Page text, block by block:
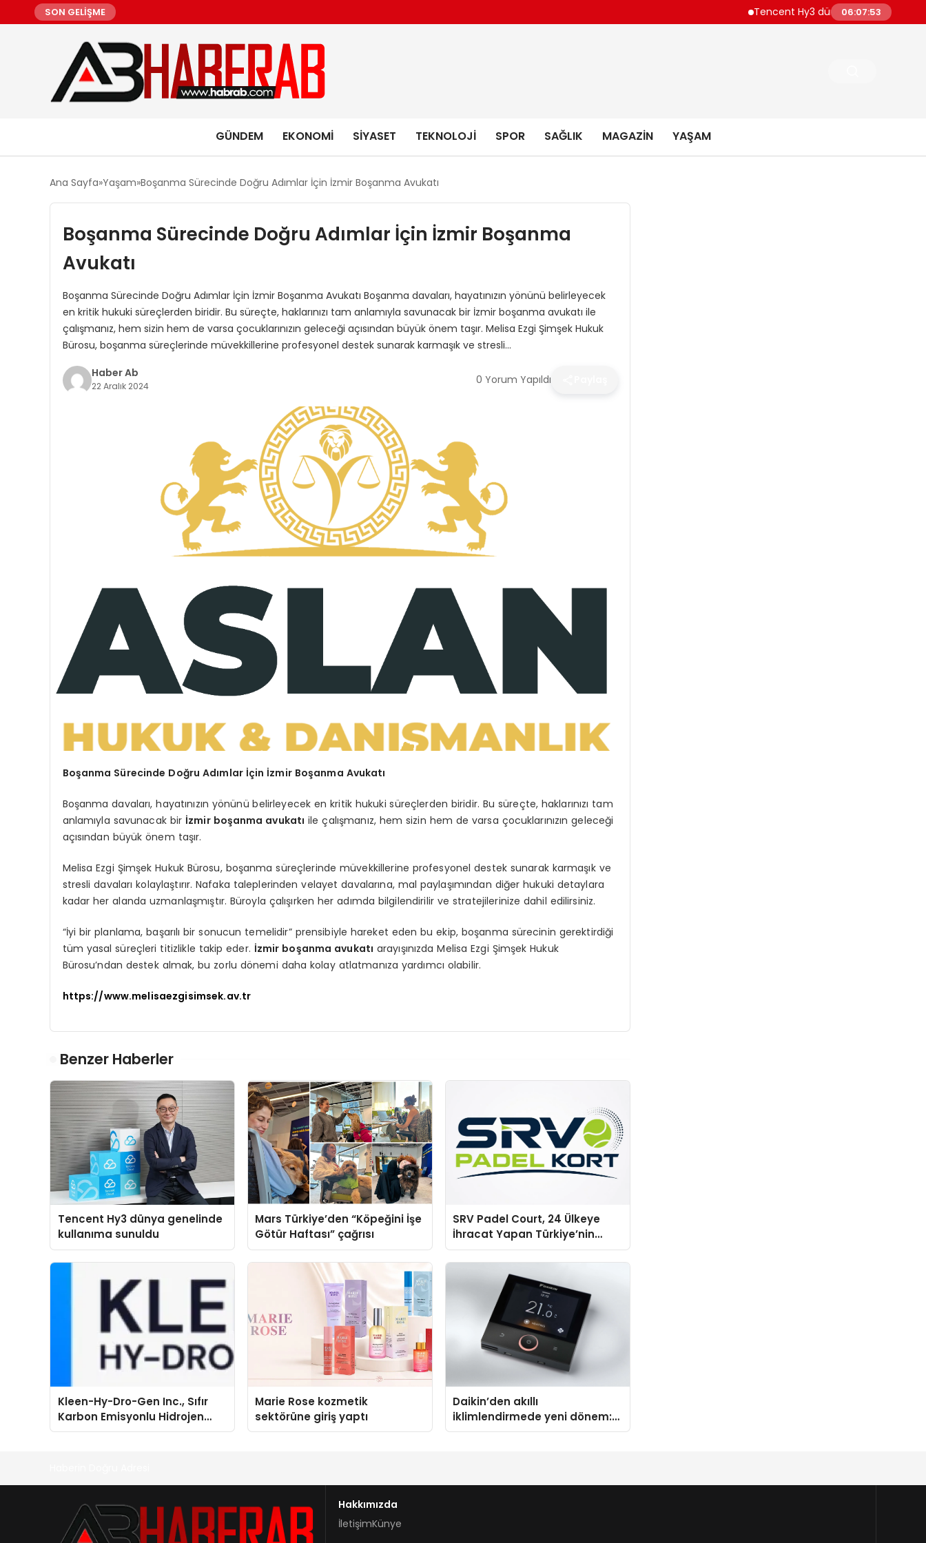
SON GELİŞME Tencent Hy3 dünya genelinde
06:07:54
GÜNDEM EKONOMI SIYASET TEKNOLOJI SPOR SAĞLIK MAGAZIN YAŞAM
Ana Sayfa Yaşam Boşanma Sürecinde Doğru Adımlar İçin İzmir Boşanma Avukatı
Boşanma Sürecinde Doğru Adımlar İçin İzmir Boşanma
Avukatı
Boşanma Sürecinde Doğru Adımlar İçin İzmir Boşanma Avukatı Boşanma davaları, hayatınızın yönünü belirleyecek
en kritik hukuki süreçlerden biridir. Bu süreçte, haklarınızı tam anlamıyla savunacak bir İzmir boşanma avukatı ile
çalışmanız, hem sizin hem de varsa çocuklarınızın geleceği açısından büyük önem taşır. Melisa Ezgi Şimşek Hukuk
Bürosu, boşanma süreçlerinde müvekkillerine profesyonel destek sunarak karmaşık ve stresli…
Haber Ab
22 Aralık 2024 0 Yorum Yapıldı
Boşanma Sürecinde Doğru Adımlar İçin İzmir Boşanma Avukatı
Boşanma davaları, hayatınızın yönünü belirleyecek en kritik hukuki süreçlerden biridir. Bu süreçte, haklarınızı tam
anlamıyla savunacak bir İzmir boşanma avukatı ile çalışmanız, hem sizin hem de varsa çocuklarınızın geleceği
açısından büyük önem taşır.
Melisa Ezgi Şimşek Hukuk Bürosu, boşanma süreçlerinde müvekkillerine profesyonel destek sunarak karmaşık ve
stresli davaları kolaylaştırır. Nafaka taleplerinden velayet davalarına, mal paylaşımından diğer hukuki detaylara
kadar her alanda uzmanlaşmıştır. Büroyla çalışırken her adımda bilgilendirilir ve stratejilerinize dahil edilirsiniz.
“İyi bir planlama, başarılı bir sonucun temelidir” prensibiyle hareket eden bu ekip, boşanma sürecinin gerektirdiği
tüm yasal süreçleri titizlikle takip eder. İzmir boşanma avukatı arayışınızda Melisa Ezgi Şimşek Hukuk
Bürosu’ndan destek almak, bu zorlu dönemi daha kolay atlatmanıza yardımcı olabilir.
https://www.melisaezgisimsek.av.tr
Benzer Haberler
Tencent Hy3 dünya genelinde
kullanıma sunuldu
Mars Türkiye’den “Köpeğini İşe
Götür Haftası” çağrısı
SRV Padel Court, 24 Ülkeye
İhracat Yapan Türkiye’nin
Padel Kortu Üretim Gücü
Kleen-Hy-Dro-Gen Inc., Sıfır
Karbon Emisyonlu Hidrojen
Isıtma Teknolojisinde ISO ve
Marie Rose kozmetik
sektörüne giriş yaptı
Daikin’den akıllı
iklimlendirmede yeni dönem:
Madoka Plus Türkiye’de
Hakkımızda
İletişimKünye